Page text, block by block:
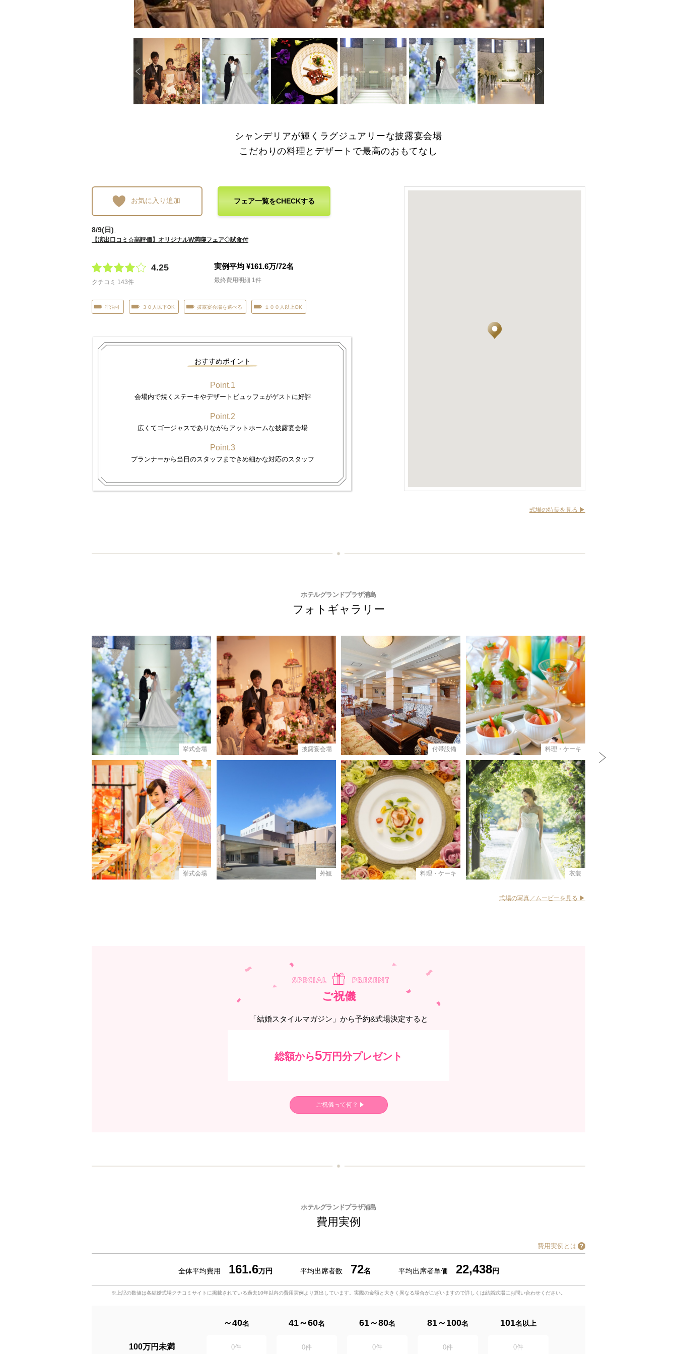
シャンデリアが輝くラグジュアリーな披露宴会場
こだわりの料理とデザートで最高のおもてなし
お気に入り追加 フェア一覧をCHECKする
8/9(日)
【演出口コミ☆高評価】オリジナルW満喫フェア◇試食付
4.25
クチコミ 143件
実例平均 ¥161.6万/72名
最終費用明細 1件
宿泊可 ３０人以下OK 披露宴会場を選べる １００人以上OK
おすすめポイント
Point.1
会場内で焼くステーキやデザートビュッフェがゲストに好評
Point.2
広くてゴージャスでありながらアットホームな披露宴会場
Point.3
プランナーから当日のスタッフまできめ細かな対応のスタッフ
式場の特長を見る ▶︎
ホテルグランドプラザ浦島
フォトギャラリー
挙式会場
挙式会場
披露宴会場
外観
付帯設備
料理・ケーキ
料理・ケーキ
衣装
式場の写真／ムービーを見る ▶︎
ご祝儀
「結婚スタイルマガジン」から予約&式場決定すると
総額から5万円分プレゼント
ご祝儀って何？
ホテルグランドプラザ浦島
費用実例
費用実例とは
全体平均費用 161.6万円 平均出席者数 72名 平均出席者単価 22,438円
※上記の数値は各結婚式場クチコミサイトに掲載されている過去10年以内の費用実例より算出しています。実際の金額と大きく異なる場合がございますので詳しくは結婚式場にお問い合わせください。
～40名 41～60名 61～80名 81～100名 101名以上
100万円未満 0件 0件 0件 0件 0件